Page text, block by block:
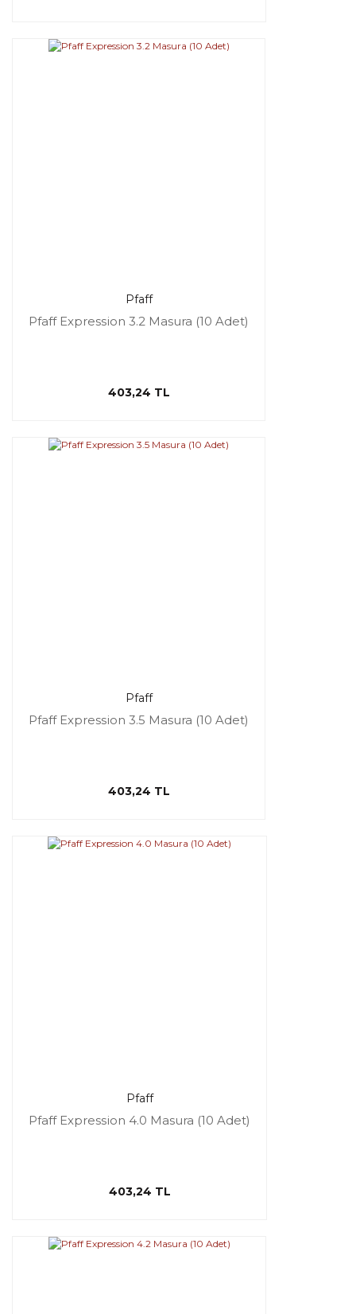
Pfaff
Pfaff Expression 3.2 Masura (10 Adet)
403,24 TL
Pfaff
Pfaff Expression 3.5 Masura (10 Adet)
403,24 TL
Pfaff
Pfaff Expression 4.0 Masura (10 Adet)
403,24 TL